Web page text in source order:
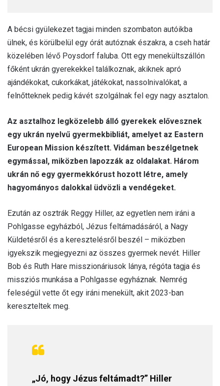
A bécsi gyülekezet tagjai minden szombaton autóikba
ülnek, és körülbelül egy órát autóznak északra, a cseh határ
közelében lévő Poysdorf faluba. Ott egy menekültszállón
főként ukrán gyerekekkel találkoznak, akiknek apró
ajándékokat, cukorkákat, játékokat, nassolnivalókat, a
felnőtteknek pedig kávét szolgálnak fel egy nagy asztalon.
Az asztalhoz legközelebb álló gyerekek elővesznek
egy ukrán nyelvű gyermekbibliát, amelyet az Eastern
European Mission készített. Vidáman beszélgetnek
egymással, miközben lapozzák az oldalakat. Három
ukrán nő egy gyermekkórust hozott létre, amely
hagyományos dalokkal üdvözli a vendégeket.
Ezután az osztrák Reggy Hiller, az egyetlen nem iráni a
Pohlgasse egyházból, Jézus feltámadásáról, a Nagy
Küldetésről és a keresztelésről beszél – miközben
igyekszik megjegyezni az összes gyermek nevét. Hiller
Bob és Ruth Hare misszionáriusok lánya, régóta tagja és
missziós munkása a Pohlgasse egyháznak. Nemrég
feleségül vette őt egy iráni menekült, akit 2023-ban
kereszteltek meg.
„Jó, hogy Jézus feltámadt?” Hiller